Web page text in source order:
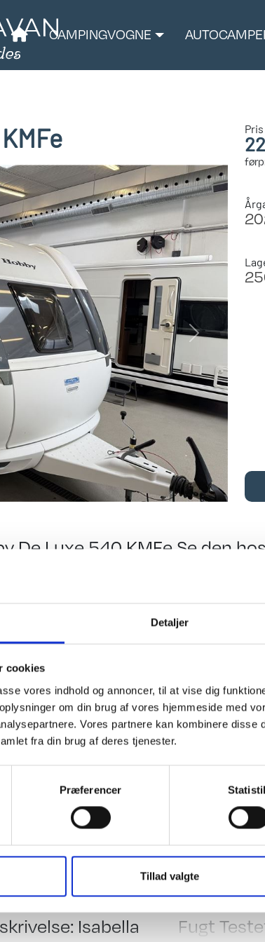
Detaljer
cookies
vores indhold og annoncer, til at vise dig
om din brug af vores hjemmeside med
Vores partnere kan kombinere disse
fra din brug af deres tjenester.
Præferencer
Tillad valgte
CAMPINGVOGNE
Next
Pris
De Luxe 540 KMFe Se den
KMFe 2023: Her er mulighed for at få en lækker lys
stort køkken med stort køleskab som kan åbnes fra
lyspakke, Truma Smart M mover, 12 volt anlæg og
hvor campister mødes"
seng
& fr. sovevær.
sænkebord
Inddirekte
12 V.
Batteri
Batterilader
12 Volt
Isabella
Testet
Gas Testet
Fugt